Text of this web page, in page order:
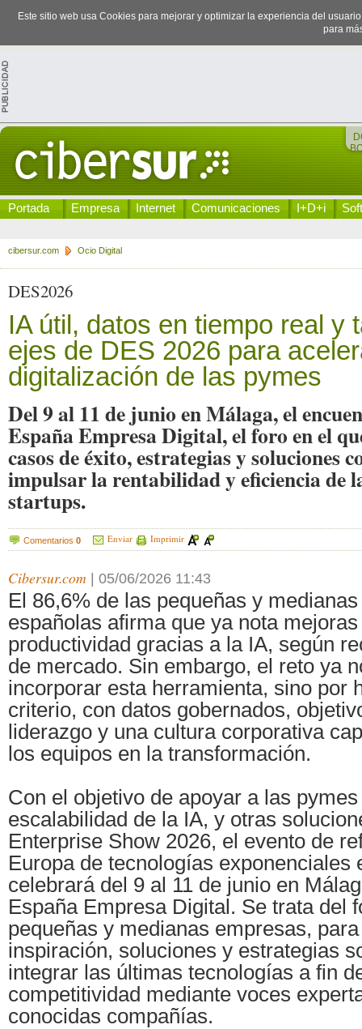
Este sitio web usa Cookies para mejorar y optimizar la experiencia del
para
Portada Empresa Internet Comunicaciones I+D+i
cibersur.com Ocio Digital
DES2026
IA útil, datos en tiempo real y
ejes de DES 2026 para
digitalización de las pymes
Del 9 al 11 de junio en Málaga, el
España Empresa Digital, el foro en el
casos de éxito, estrategias y soluciones
impulsar la rentabilidad y eficiencia de
startups.
Comentarios 0 Enviar Imprimir
Cibersur.com 05/06/2026 11:43
El 86,6% de las pequeñas y
españolas afirma que ya nota
productividad gracias a la IA, según
de mercado. Sin embargo, el reto ya
incorporar esta herramienta, sino por
criterio, con datos gobernados,
liderazgo y una cultura corporativa
los equipos en la transformación.
Con el objetivo de apoyar a las
escalabilidad de la IA, y otras
Enterprise Show 2026, el evento de
Europa de tecnologías exponenciales
celebrará del 9 al 11 de junio en
España Empresa Digital. Se trata del
pequeñas y medianas empresas,
inspiración, soluciones y estrategias
integrar las últimas tecnologías a fin
competitividad mediante voces
conocidas compañías.